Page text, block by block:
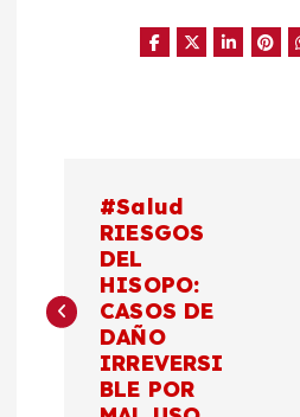
v
#Salud
RIESGOS
DEL
HISOPO:
CASOS DE
DAÑO
IRREVERSI
BLE POR